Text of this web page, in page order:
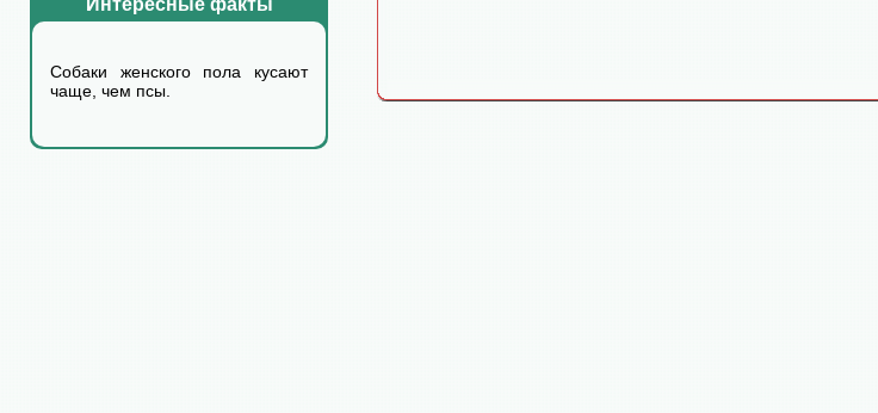
Интересные факты
Собаки женского пола кyсают
чаще, чем псы.